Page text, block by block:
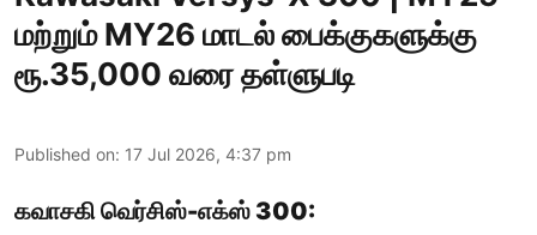
மற்றும் MY26 மாடல் பைக்குகளுக்கு
ரூ.35,000 வரை தள்ளுபடி
Published on: 17 Jul 2026, 4:37 pm
கவாசகி வெர்சிஸ்-எக்ஸ் 300: